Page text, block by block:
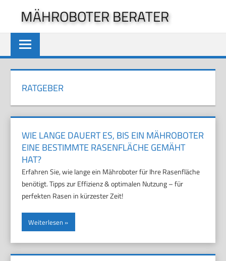
springen
MÄHROBOTER BERATER
RATGEBER
WIE LANGE DAUERT ES, BIS EIN MÄHROBOTER
EINE BESTIMMTE RASENFLÄCHE GEMÄHT
HAT?
Erfahren Sie, wie lange ein Mähroboter für Ihre Rasenfläche
benötigt. Tipps zur Effizienz & optimalen Nutzung – für
perfekten Rasen in kürzester Zeit!
Weiterlesen